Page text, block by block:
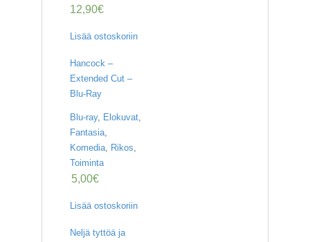
12,90€
Lisää ostoskoriin
Hancock –
Extended Cut –
Blu-Ray
Blu-ray, Elokuvat,
Fantasia,
Komedia, Rikos,
Toiminta
5,00€
Lisää ostoskoriin
Neljä tyttöä ja